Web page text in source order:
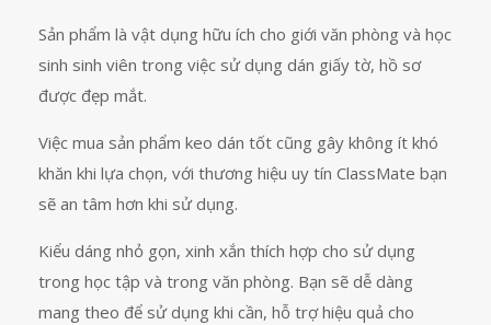
Sản phẩm là vật dụng hữu ích cho giới văn phòng và học
sinh sinh viên trong việc sử dụng dán giấy tờ, hồ sơ
được đẹp mắt.
Việc mua sản phẩm keo dán tốt cũng gây không ít khó
khăn khi lựa chọn, với thương hiệu uy tín ClassMate bạn
sẽ an tâm hơn khi sử dụng.
Kiểu dáng nhỏ gọn, xinh xắn thích hợp cho sử dụng
trong học tập và trong văn phòng. Bạn sẽ dễ dàng
mang theo để sử dụng khi cần, hỗ trợ hiệu quả cho